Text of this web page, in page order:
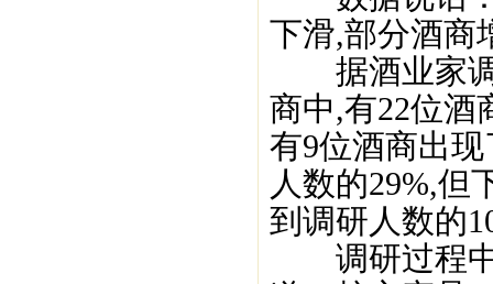
下滑,部分酒商
据酒业家调
商中,有22位酒
有9位酒商出
人数的29%,但
到调研人数的
调研过程中,